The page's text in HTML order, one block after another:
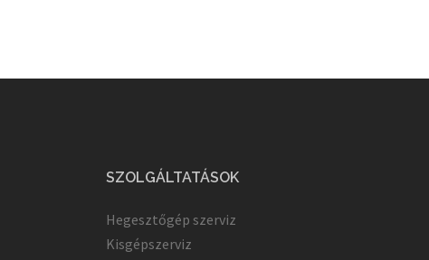
SZOLGÁLTATÁSOK
Hegesztőgép szerviz
Kisgépszerviz